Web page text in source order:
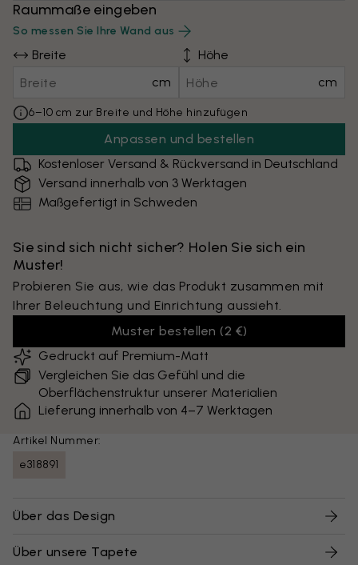
Raummaße eingeben
So messen Sie Ihre Wand aus
Breite
cm
Höhe
cm
6–10 cm zur Breite und Höhe hinzufügen
Anpassen und bestellen
Kostenloser Versand & Rückversand in Deutschland
Versand innerhalb von 3 Werktagen
Maßgefertigt in Schweden
Sie sind sich nicht sicher? Holen Sie sich ein
Muster!
Probieren Sie aus, wie das Produkt zusammen mit
Ihrer Beleuchtung und Einrichtung aussieht.
Muster bestellen (2 €)
Gedruckt auf Premium-Matt
Vergleichen Sie das Gefühl und die
Oberflächenstruktur unserer Materialien
Lieferung innerhalb von 4–7 Werktagen
Artikel Nummer:
e318891
Über das Design
Über unsere Tapete